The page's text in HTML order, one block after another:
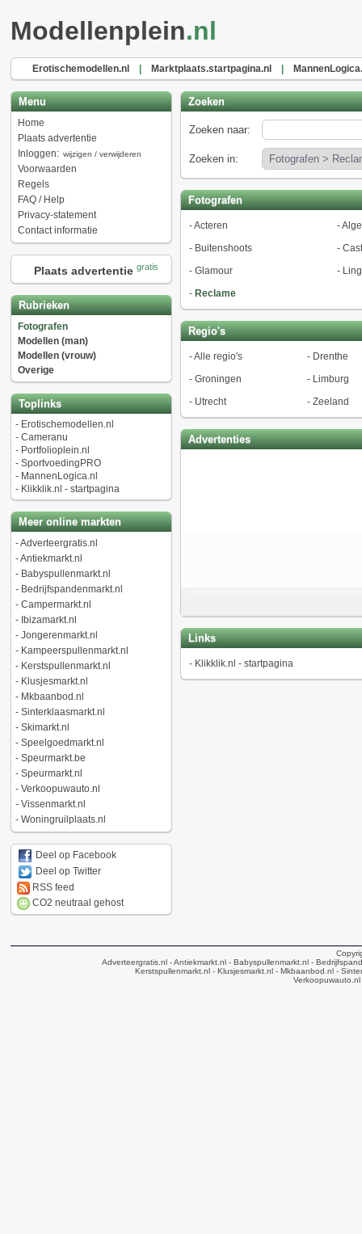
Modellenplein.nl
Erotischemodellen.nl Marktplaats.startpagina.nl
Menu
Home
Plaats advertentie
Inloggen: wijzigen / verwijderen
Voorwaarden
Regels
FAQ / Help
Privacy-statement
Contact informatie
Plaats advertentie gratis
Rubrieken
Fotografen
Modellen (man)
Modellen (vrouw)
Overige
Toplinks
- Erotischemodellen.nl
- Cameranu
- Portfolioplein.nl
- SportvoedingPRO
- MannenLogica.nl
- Klikklik.nl - startpagina
Meer online markten
-Adverteergratis.nl
-Antiekmarkt.nl
- Babyspullenmarkt.nl
- Bedrijfspandenmarkt.nl
- Campermarkt.nl
- Ibizamarkt.nl
- Jongerenmarkt.nl
- Kampeerspullenmarkt.nl
- Kerstspullenmarkt.nl
- Klusjesmarkt.nl
- Mkbaanbod.nl
- Sinterklaasmarkt.nl
- Skimarkt.nl
- Speelgoedmarkt.nl
- Speurmarkt.be
- Speurmarkt.nl
- Verkoopuwauto.nl
- Vissenmarkt.nl
- Woningruilplaats.nl
Deel op Facebook
Deel op Twitter
RSS feed
CO2 neutraal gehost
Zoeken
Zoeken naar:
Zoeken in:
Fotografen
-Acteren -
- Buitenshoots -
- Glamour -
- Reclame
Regio's
-Alle regio's - Drenthe
- Groningen - Limburg
- Utrecht - Zeeland
Advertenties
Links
- Klikklik.nl - startpagina
Adverteergratis.nl - Antiekmarkt.nl - Babyspullenmarkt.nl -
Kerstspullenmarkt.nl- Klusjesmarkt.nl- Mkbaanbod.nl-
Verkoopuwauto.nl